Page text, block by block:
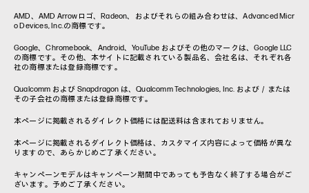
AMD、AMD Arrowロゴ、Radeon、およびそれらの組み合わせは、Advanced Micr
o Devices, Inc.の商標です。
Google、Chromebook、Android、YouTube およびその他のマークは、Google LLC
の商標です。その他、本サイトに記載されている製品名、会社名は、それぞれ各
社の商標または登録商標です。
Qualcomm および Snapdragon は、Qualcomm Technologies, Inc. および／または
その子会社の商標または登録商標です。
本ページに掲載されるダイレクト価格には配送料は含まれておりません。
本ページに掲載されるダイレクト価格は、カスタマイズ内容によって価格が異な
りますので、あらかじめご了承ください。
キャンペーンモデルはキャンペーン期間中であっても予告なく終了する場合がご
ざいます。予めご了承ください。